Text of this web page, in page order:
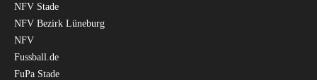
NFV Stade
NFV Bezirk Lüneburg
NFV
Fussball.de
FuPa Stade